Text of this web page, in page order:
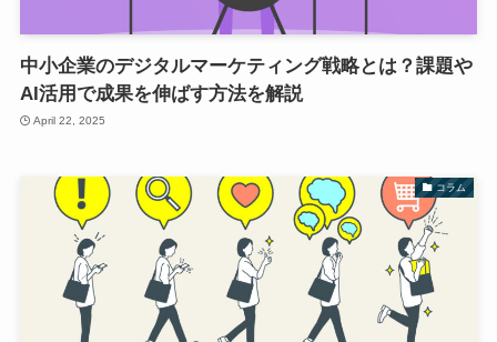
中小企業のデジタルマーケティング戦略とは？課題や
AI活用で成果を伸ばす方法を解説
April 22, 2025
コラム